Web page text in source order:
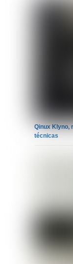
Qinux Klyno,
técnicas